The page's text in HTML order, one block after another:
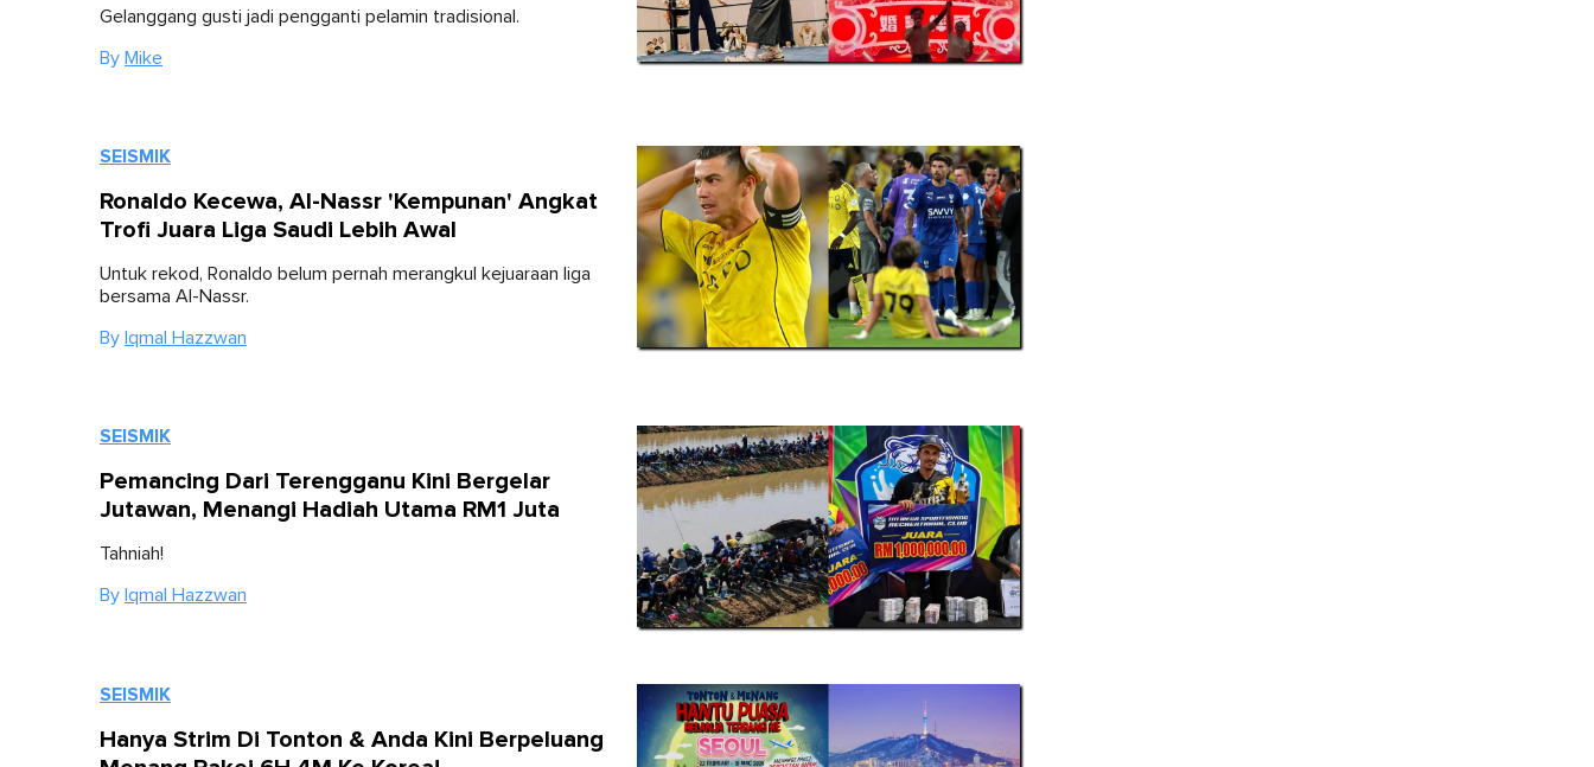
Gelanggang gusti jadi pengganti pelamin tradisional.
By Mike
SEISMIK
Ronaldo Kecewa, Al-Nassr 'Kempunan' Angkat
Trofi Juara Liga Saudi Lebih Awal
Untuk rekod, Ronaldo belum pernah merangkul kejuaraan liga
bersama Al-Nassr.
By Iqmal Hazzwan
SEISMIK
Pemancing Dari Terengganu Kini Bergelar
Jutawan, Menangi Hadiah Utama RM1 Juta
Tahniah!
By Iqmal Hazzwan
SEISMIK
Hanya Strim Di Tonton & Anda Kini Berpeluang